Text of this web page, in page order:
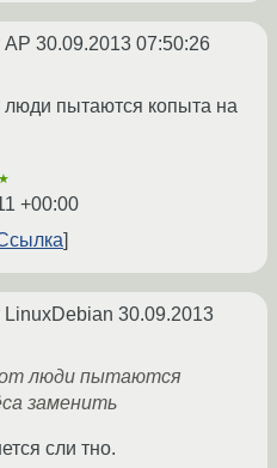
AP 30.09.2013 07:50:26
люди пытаются копыта на
+00:00
LinuxDebian 30.09.2013
люди пытаются
заменить
сли тно.